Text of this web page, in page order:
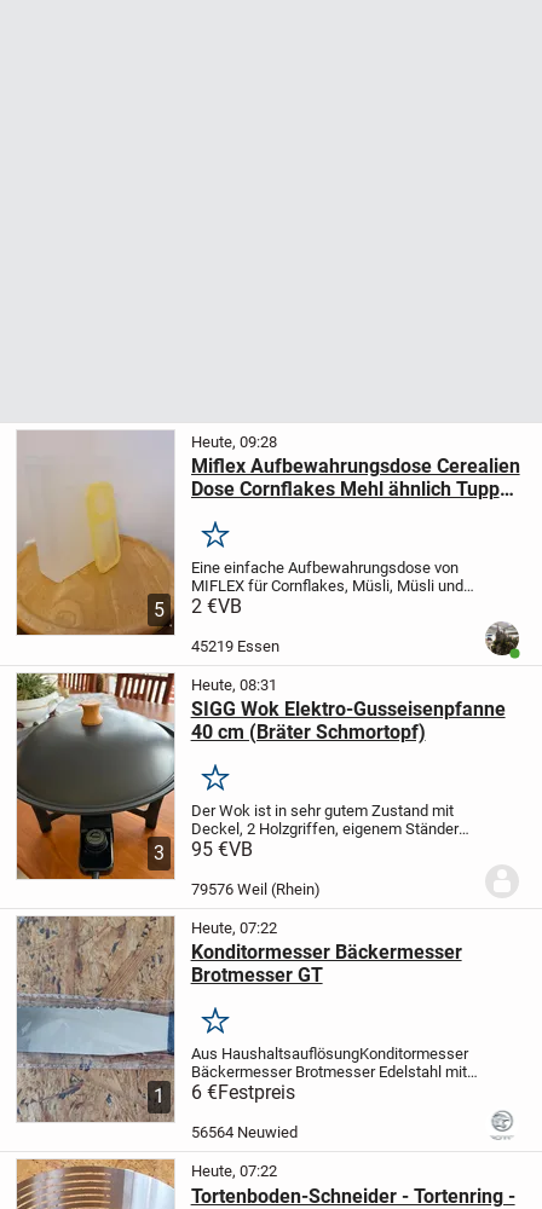
5
Heute, 09:28
Miflex Aufbewahrungsdose Cerealien
Dose Cornflakes Mehl ähnlich Tupper
Merken
Eine einfache Aufbewahrungsdose von
MIFLEX für Cornflakes, Müsli, Müsli und
ähnliches.
und der Deckel gelb, beides transparent-
2 €VB
45219 Essen
3
Heute, 08:31
SIGG Wok Elektro-Gusseisenpfanne
40 cm (Bräter Schmortopf)
Merken
Der Wok ist in sehr gutem Zustand mit
Deckel, 2 Holzgriffen, eigenem Ständer
mit Stromanschluss. Wenig gebraucht.
95 €VB
79576 Weil (Rhein)
1
Heute, 07:22
Konditormesser Bäckermesser
Brotmesser GT
Merken
Aus HaushaltsauflösungKonditormesser
Bäckermesser BrotmesserEdelstahl mit
KunststoffgriffLänge ca. 33 cm
Versand auch als Shop-2-Shop Päckchen
möglich
6 €Festpreis
56564 Neuwied
Heute, 07:22
Tortenboden-Schneider - Tortenring -